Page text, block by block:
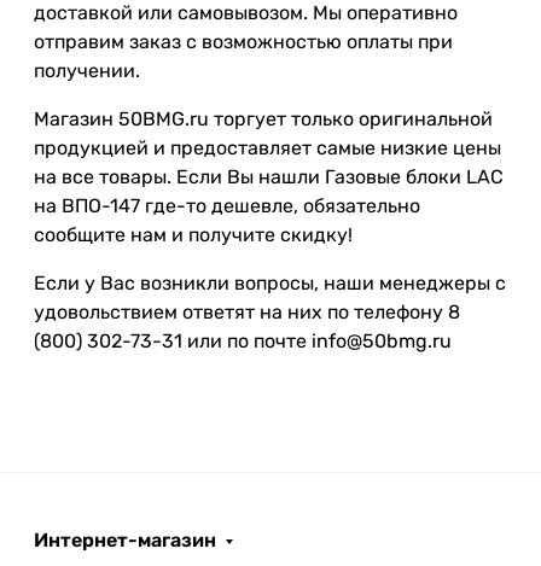
доставкой или самовывозом. Мы оперативно
отправим заказ с возможностью оплаты при
получении.
Магазин 50BMG.ru торгует только оригинальной
продукцией и предоставляет самые низкие цены
на все товары. Если Вы нашли Газовые блоки LAC
на ВПО-147 где-то дешевле, обязательно
сообщите нам и получите скидку!
Если у Вас возникли вопросы, наши менеджеры с
удовольствием ответят на них по телефону 8
(800) 302-73-31 или по почте info@50bmg.ru
Интернет-магазин